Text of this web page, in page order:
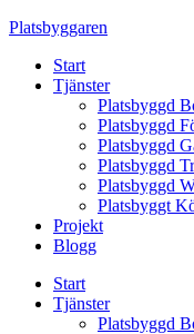
Skip
content
Platsbyggaren
Start
Tjänster
Platsbyggd
Platsbyggd
Platsbyggd
Platsbyggd
Platsbyggd
Platsbyggt
Projekt
Blogg
Start
Tjänster
Platsbyggd